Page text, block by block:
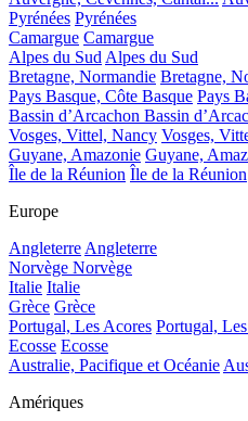
Pyrénées Pyrénées
Camargue Camargue
Alpes du SudAlpes du Sud
Bretagne, Normandie Bretagne,
Pays Basque, Côte Basque Pays
Bassin d’Arcachon Bassin
Vosges, Vittel, Nancy Vosges,
Guyane, Amazonie Guyane,
Île de la Réunion Île de la Réunion
Europe
AngleterreAngleterre
Norvège Norvège
Italie Italie
Grèce Grèce
Portugal, Les Acores Portugal,
Ecosse Ecosse
Australie, Pacifique et Océanie
Amériques